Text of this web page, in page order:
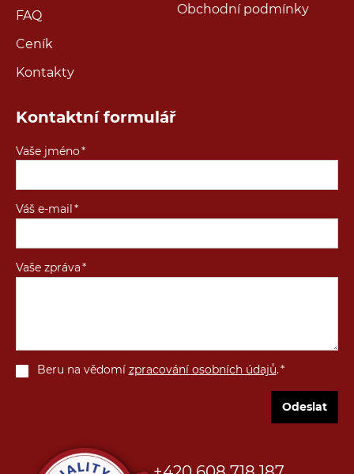
FAQ
Ceník
Kontakty
Obchodní podmínky
Kontaktní formulář
Vaše jméno
Váš e-mail
Vaše zpráva
Beru na vědomí zpracování osobních údajů.
Odeslat